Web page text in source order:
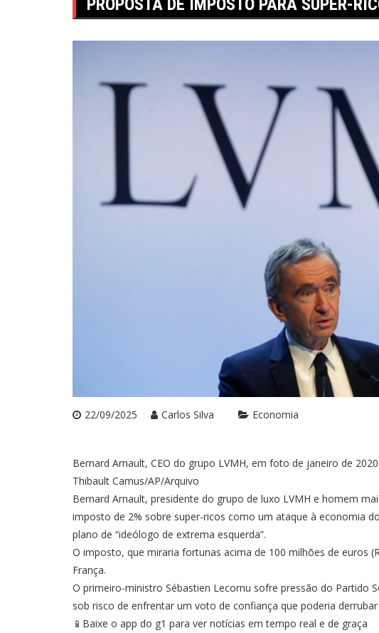
PROPOSTA DE IMPOSTO PARA SUPER-
22/09/2025 Carlos Silva Economia
Bernard Arnault, CEO do grupo LVMH, em foto de janeiro de 2020
Thibault Camus/AP/Arquivo
Bernard Arnault, presidente do grupo de luxo LVMH e homem
imposto de 2% sobre super-ricos como um ataque à economia
plano de “ideólogo de extrema esquerda”.
O imposto, que miraria fortunas acima de 100 milhões de euros
França.
O primeiro-ministro Sébastien Lecornu sofre pressão do Partido
sob risco de enfrentar um voto de confiança que poderia
📱Baixe o app do g1 para ver notícias em tempo real e de graça